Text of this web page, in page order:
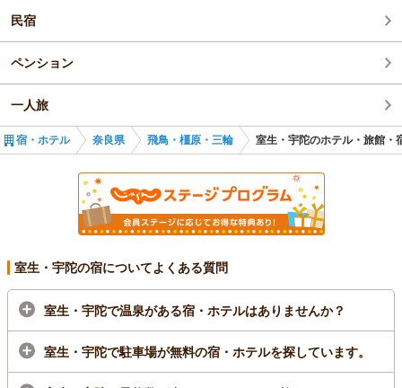
民宿
ペンション
一人旅
宿・ホテル 奈良県 飛鳥・橿原・三輪 室生・宇陀のホテル・旅館・
室生・宇陀の宿についてよくある質問
室生・宇陀で温泉がある宿・ホテルはありませんか？
室生・宇陀で駐車場が無料の宿・ホテルを探しています。